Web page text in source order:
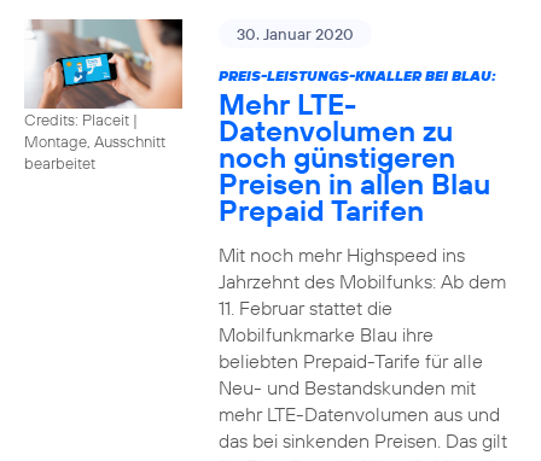
Credits: Placeit |
Montage, Ausschnitt
bearbeitet
30. Januar 2020
PREIS-LEISTUNGS-KNALLER BEI BLAU:
Mehr LTE-
Datenvolumen zu
noch günstigeren
Preisen in allen Blau
Prepaid Tarifen
Mit noch mehr Highspeed ins
Jahrzehnt des Mobilfunks: Ab dem
11. Februar stattet die
Mobilfunkmarke Blau ihre
beliebten Prepaid-Tarife für alle
Neu- und Bestandskunden mit
mehr LTE-Datenvolumen aus und
das bei sinkenden Preisen. Das gilt